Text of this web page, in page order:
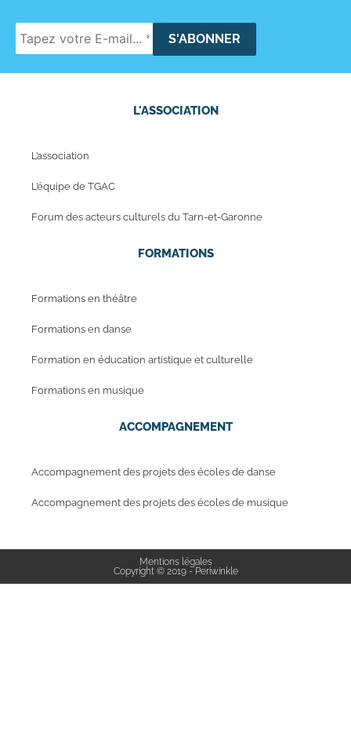
L'ASSOCIATION
L’association
L’équipe de TGAC
Forum des acteurs culturels du Tarn-et-Garonne
FORMATIONS
Formations en théâtre
Formations en danse
Formation en éducation artistique et culturelle
Formations en musique
ACCOMPAGNEMENT
Accompagnement des projets des écoles de danse
Accompagnement des projets des écoles de musique
Mentions légales
Copyright © 2019 - Periwinkle